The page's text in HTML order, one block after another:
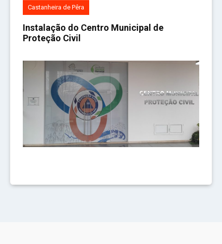
Castanheira de Pêra
Instalação do Centro Municipal de
Proteção Civil